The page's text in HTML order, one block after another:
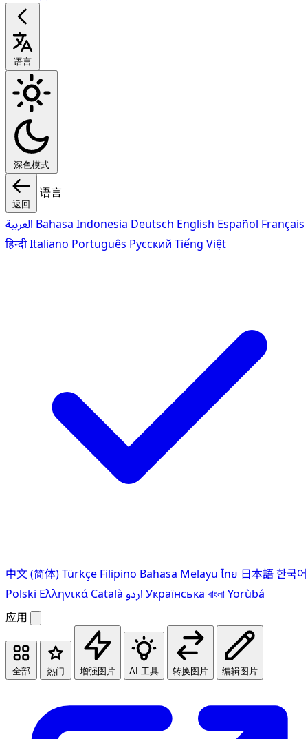
语言
深色模式
返回
语言
Bahasa Indonesia Deutsch English Español Français
हिन्दीItaliano Português Pусский Tiếng Việt
中文 (简体)Türkçe Filipino Bahasa Melayu ไทย 日本語한국어
Polski Ελληνικά Català Українська বাংলাYorùbá
应用
全部 热门 增强图片 AI 工具 转换图片 编辑图片